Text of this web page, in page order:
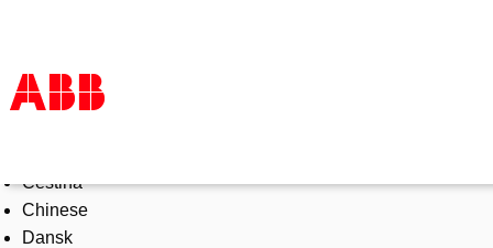
Products & Solutions
Industries
Services
Čeština
Chinese
Dansk